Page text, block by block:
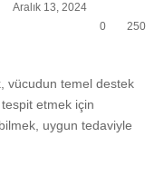
Aralık 13, 2024
0
250
vücudun temel destek
tespit etmek için
uygun tedaviyle